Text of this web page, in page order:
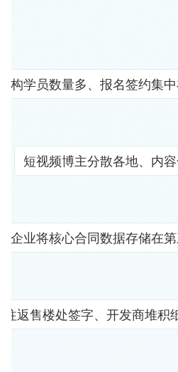
构学员数量多、报名签约集
短视频博主分散各地、内
企业将核心合同数据存储在
往返售楼处签字、开发商堆积